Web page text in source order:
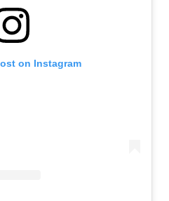
on Instagram